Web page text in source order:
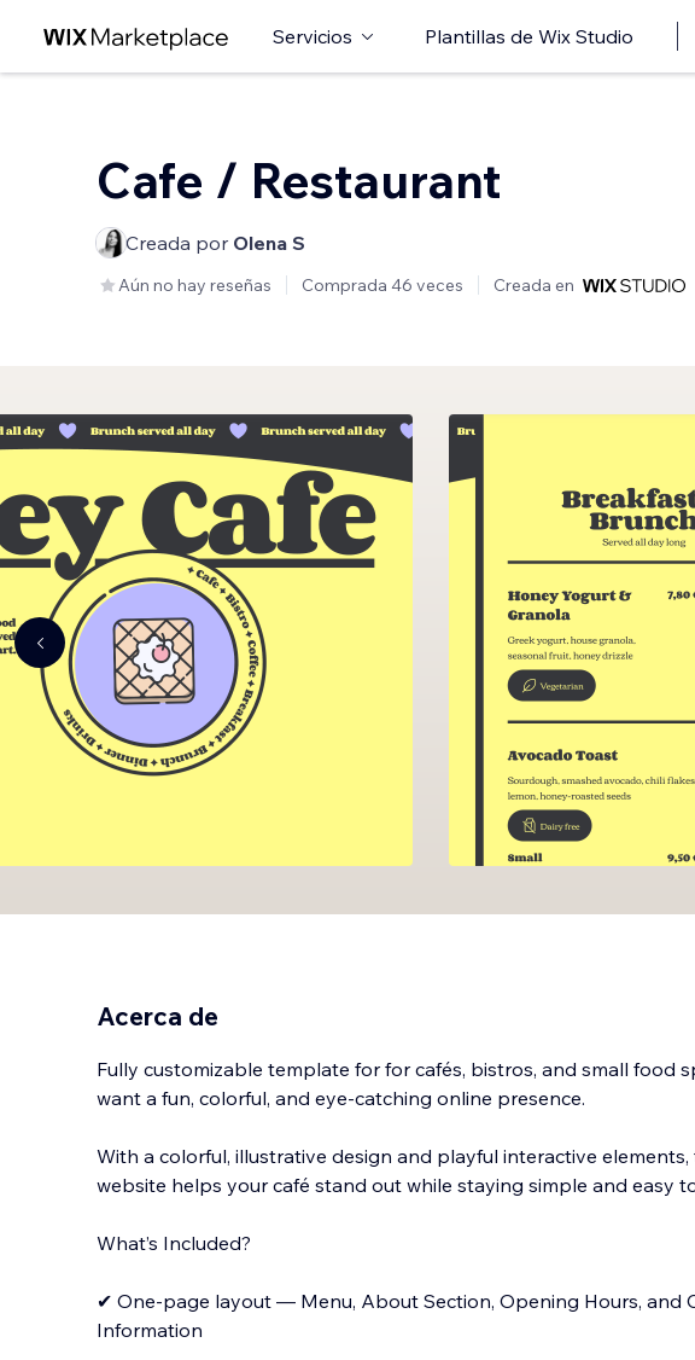
Servicios Plantillas de Wix Studio
Cafe / Restaurant
Creada por Olena S
Aún no hay reseñas Comprada 46 veces Creada en
Acerca de
Fully customizable template for for cafés, bistros, and small food
want a fun, colorful, and eye-catching online presence.
With a colorful, illustrative design and playful interactive
website helps your café stand out while staying simple and easy
What’s Included?
✔ One-page layout — Menu, About Section, Opening Hours, and
Information